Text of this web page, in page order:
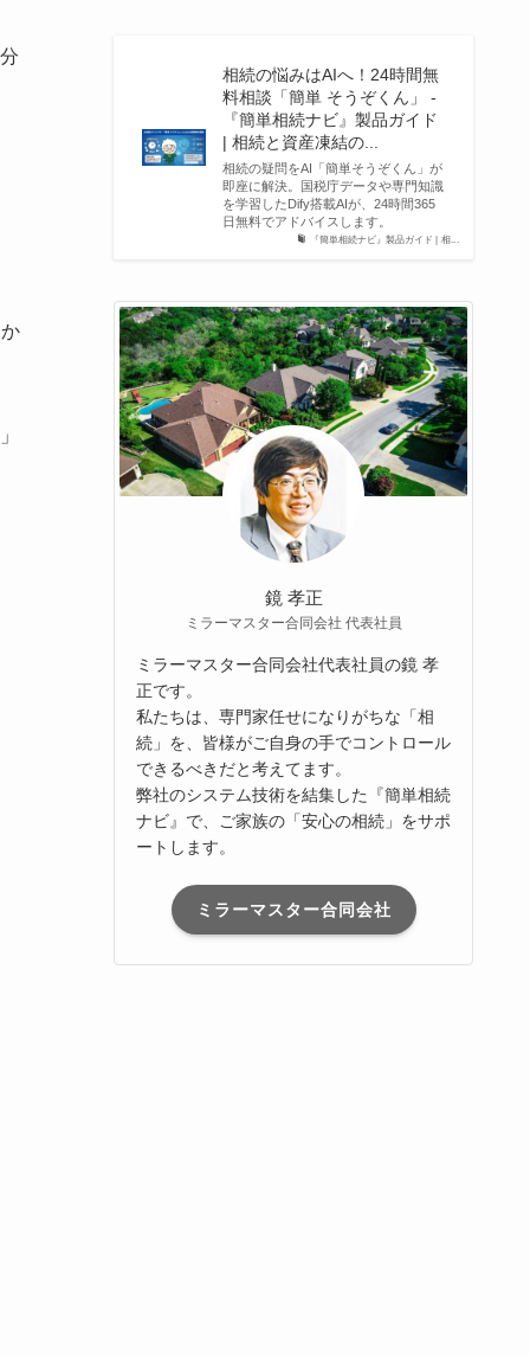
『簡単相続ナビ』製品ガイド | 相...
相続の悩みはAIへ！24時間無
料相談「簡単 そうぞくん」 -
『簡単相続ナビ』製品ガイド
| 相続と資産凍結の...
相続の疑問をAI「簡単そうぞくん」が
即座に解決。国税庁データや専門知識
を学習したDify搭載AIが、24時間365
日無料でアドバイスします。
鏡 孝正
ミラーマスター合同会社 代表社員
ミラーマスター合同会社代表社員の鏡 孝
正です。
私たちは、専門家任せになりがちな「相
続」を、皆様がご自身の手でコントロール
できるべきだと考えてます。
弊社のシステム技術を結集した『簡単相続
ナビ』で、ご家族の「安心の相続」をサポ
ートします。
ミラーマスター合同会社